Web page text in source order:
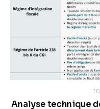
Analyse technique